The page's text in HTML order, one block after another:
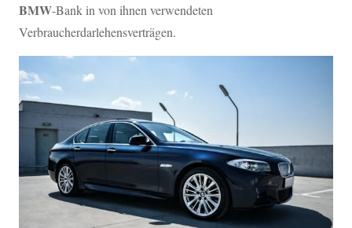
BMW-Bank in von ihnen verwendeten
Verbraucherdarlehensverträgen.